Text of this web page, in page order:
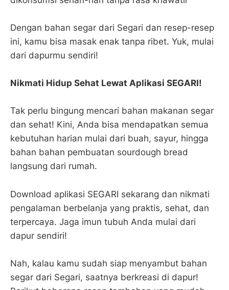
Dengan bahan segar dari Segari dan resep-resep
ini, kamu bisa masak enak tanpa ribet. Yuk, mulai
dari dapurmu sendiri!
Nikmati Hidup Sehat Lewat Aplikasi SEGARI!
Tak perlu bingung mencari bahan makanan segar
dan sehat! Kini, Anda bisa mendapatkan semua
kebutuhan harian mulai dari buah, sayur, hingga
bahan bahan pembuatan sourdough bread
langsung dari rumah.
Download aplikasi SEGARI sekarang dan nikmati
pengalaman berbelanja yang praktis, sehat, dan
terpercaya. Jaga imun tubuh Anda mulai dari
dapur sendiri!
Nah, kalau kamu sudah siap menyambut bahan
segar dari Segari, saatnya berkreasi di dapur!